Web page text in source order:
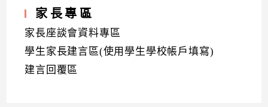
家長專區
家長座談會資料專區
學生家長建言區(使用學生學校帳戶填寫)
建言回覆區